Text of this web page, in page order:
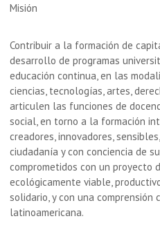
Misión
Contribuir a la formación de
desarrollo de programas
educación continua, en las
ciencias, tecnologías, artes,
articulen las funciones de
social, en torno a la formación
creadores, innovadores,
ciudadanía y con conciencia de
comprometidos con un proyecto
ecológicamente viable,
solidario, y con una
latinoamericana.